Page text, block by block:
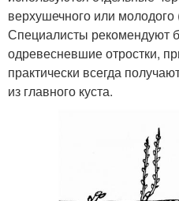
верхушечного или молодого
Специалисты рекомендуют
одревесневшие отростки,
практически всегда
из главного куста.